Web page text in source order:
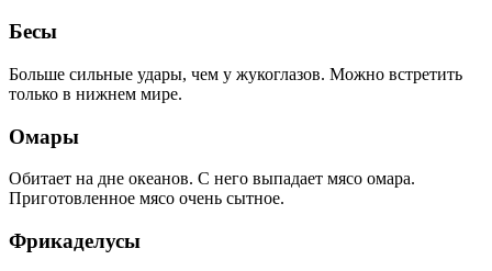
Бесы
Больше сильные удары, чем у жукоглазов. Можно встретить
только в нижнем мире.
Омары
Обитает на дне океанов. С него выпадает мясо омара.
Приготовленное мясо очень сытное.
Фрикаделусы